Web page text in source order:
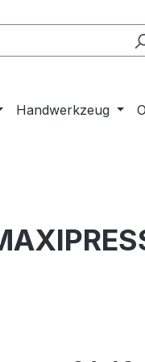
Handwerkzeug